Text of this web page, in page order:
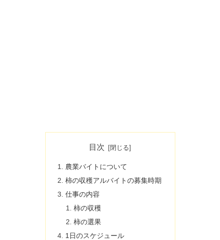
目次
農業バイトについて
柿の収穫アルバイトの募集時期
仕事の内容
柿の収穫
柿の選果
1日のスケジュール